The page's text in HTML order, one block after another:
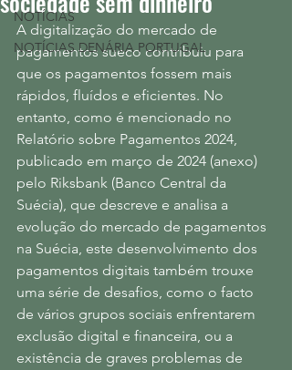
NOTÍCIAS
NOTÍCIAS DENÁRIA PORTUGAL
A digitalização do mercado de
pagamentos sueco contribuiu para
que os pagamentos fossem mais
rápidos, fluídos e eficientes. No
entanto, como é mencionado no
Relatório sobre Pagamentos 2024,
publicado em março de 2024 (anexo)
pelo Riksbank (Banco Central da
Suécia), que descreve e analisa a
evolução do mercado de pagamentos
na Suécia, este desenvolvimento dos
pagamentos digitais também trouxe
uma série de desafios, como o facto
de vários grupos sociais enfrentarem
exclusão digital e financeira, ou a
existência de graves problemas de